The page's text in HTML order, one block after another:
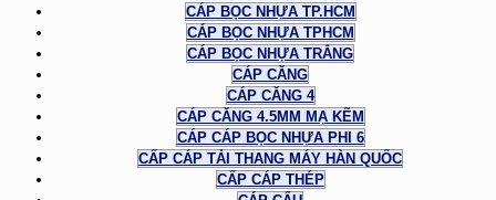
CÁP BỌC NHỰA TP.HCM
CÁP BỌC NHỰA TPHCM
CÁP BỌC NHỰA TRẮNG
CÁP CĂNG
CÁP CĂNG 4
CÁP CĂNG 4.5MM MẠ KẼM
CÁP CÁP BỌC NHỰA PHI 6
CẤP CÁP TẢI THANG MÁY HÀN QUỐC
CẤP CÁP THÉP